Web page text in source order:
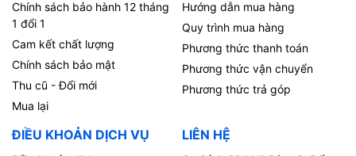
Chính sách bảo hành 12 tháng
1 đổi 1
Cam kết chất lượng
Chính sách bảo mật
Thu cũ - Đổi mới
Mua lại
Hướng dẫn mua hàng
Quy trình mua hàng
Phương thức thanh toán
Phương thức vận chuyển
Phương thức trả góp
ĐIỀU KHOẢN DỊCH VỤ LIÊN HỆ